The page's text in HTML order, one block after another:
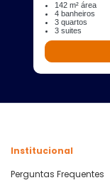
142 m² área
4 banheiros
3 quartos
3 suites
Institucional
Perguntas Frequentes